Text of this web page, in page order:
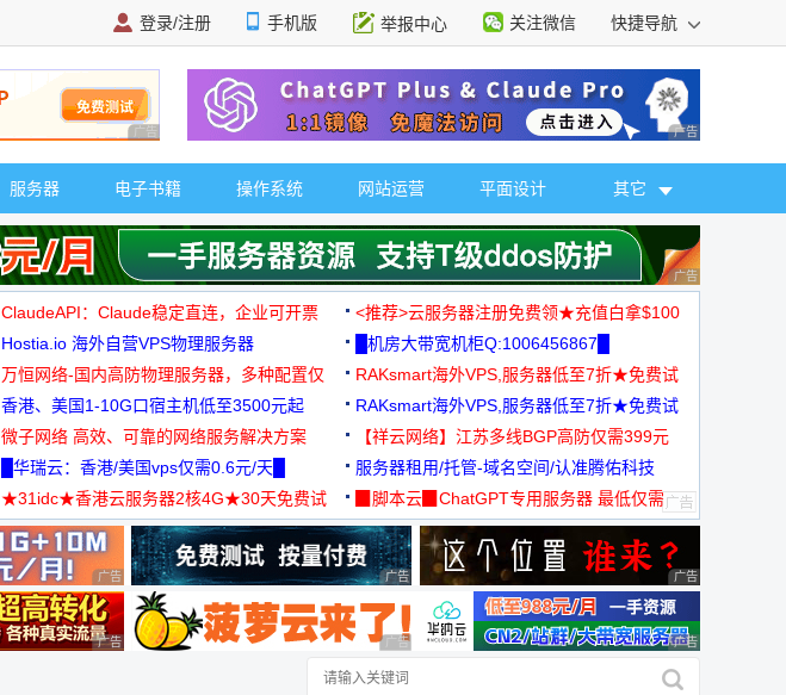
登录/注册 手机版 举报中心 关注微信 快捷导航
广告 商业广告，理性选择 广告 商业广告，理
服务器 电子书籍 操作系统 网站运营 平面设计 其它
广告 商业广告，理
ClaudeAPI：Claude稳定直连，企业可开票
<推荐>云服务器注册免费领★充值白拿$100
Hostia.io 海外自营VPS物理服务器
█机房大带宽机柜Q:1006456867█
万恒网络-国内高防物理服务器，多种配置仅
99元/月起
RAKsmart海外VPS,服务器低至7折★免费试
用★
香港、美国1-10G口宿主机低至3500元起
RAKsmart海外VPS,服务器低至7折★免费试
用★
微子网络 高效、可靠的网络服务解决方案
【祥云网络】江苏多线BGP高防仅需399元
█华瑞云：香港/美国vps仅需0.6元/天█
服务器租用/托管-域名空间/认准腾佑科技
★31idc★香港云服务器2核4G★30天免费试
用◆
▉脚本云▉ChatGPT专用服务器 最低仅需
19元/月
广告 商业广告，理性选择 广告 商业广告，理性选择 广告 商业广告，理
广告 商业广告，理性选择 广告 商业广告，理性选择 广告 商业广告，理